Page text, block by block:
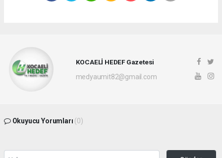
KOCAELİ HEDEF Gazetesi
medyaumit82@gmail.com
Okuyucu Yorumları (0)